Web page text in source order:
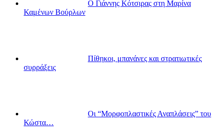
Ο Γιάννης Κότσιρας στη Μαρίνα
Καμένων Βούρλων
Πίθηκοι, μπανάνες και στρατιωτικές
συρράξεις
Οι “Μορφοπλαστικές Αναπλάσεις” του
Κώστα…